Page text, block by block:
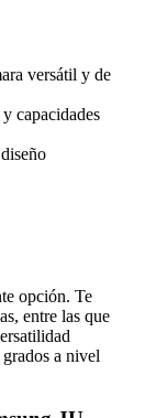
versátil y de
capacidades
opción. Te
entre las que
a nivel